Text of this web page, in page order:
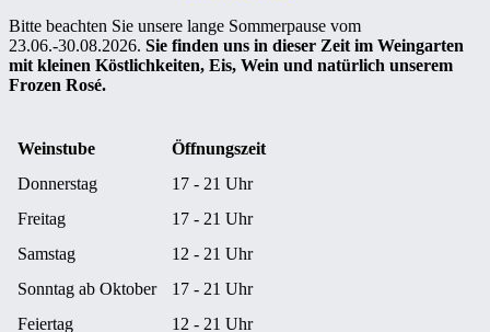
Bitte beachten Sie unsere lange Sommerpause vom
23.06.-30.08.2026. Sie finden uns in dieser Zeit im Weingarten
mit kleinen Köstlichkeiten, Eis, Wein und natürlich unserem
Frozen Rosé.
Weinstube
Öffnungszeit
Donnerstag
17 - 21 Uhr
Freitag
17 - 21 Uhr
Samstag
12 - 21 Uhr
Sonntag ab Oktober
17 - 21 Uhr
Feiertag
12 - 21 Uhr